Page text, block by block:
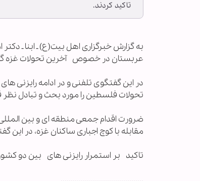
تاکید کردند.
به گزارش خبرگزاری اهل بیت(ع) ـ ابنا ـ
عربستان در خصوص آخرین تحولات غزه
در این گفتگوی تلفنی و در ادامه رایزنی
تحولات فلسطین را مورد بحث و تبادل نظر
ضرورت اقدام جمعی منطقه ای و بین
مقابله با کوچ اجباری ساکنان غزه، در این
تاکید بر استمرار رایزنی های بین دو